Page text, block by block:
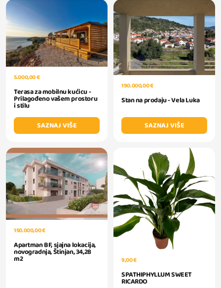
5.000,00 €
Terasa za mobilnu kućicu -
Prilagođeno vašem prostoru
i stilu
SAZNAJ VIŠE
190.000,00 €
Stan na prodaju - Vela Luka
SAZNAJ VIŠE
150.000,00 €
Apartman BF, sjajna lokacija,
novogradnja, Štinjan, 34,28
m2 9,00 €
SPATHIPHYLLUM SWEET
RICARDO